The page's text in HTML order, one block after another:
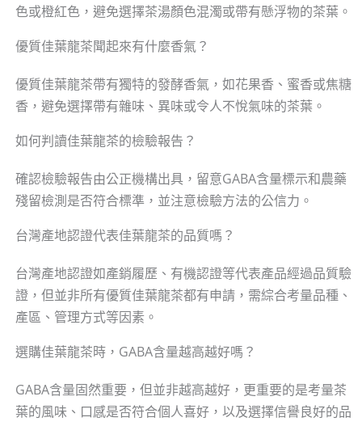
色或橙紅色，避免選擇茶湯顏色混濁或帶有懸浮物的茶葉。
優質佳葉龍茶聞起來有什麼香氣？
優質佳葉龍茶帶有獨特的發酵香氣，如花果香、蜜香或焦糖
香，避免選擇帶有雜味、異味或令人不悅氣味的茶葉。
如何判讀佳葉龍茶的檢驗報告？
確認檢驗報告由公正機構出具，留意GABA含量標示和農藥
殘留檢測是否符合標準，並注意檢驗方法的公信力。
台灣產地認證代表佳葉龍茶的品質嗎？
台灣產地認證如產銷履歷、有機認證等代表產品經過品質驗
證，但並非所有優質佳葉龍茶都有申請，需綜合考量品種、
產區、管理方式等因素。
選購佳葉龍茶時，GABA含量越高越好嗎？
GABA含量固然重要，但並非越高越好，更重要的是考量茶
葉的風味、口感是否符合個人喜好，以及選擇信譽良好的品